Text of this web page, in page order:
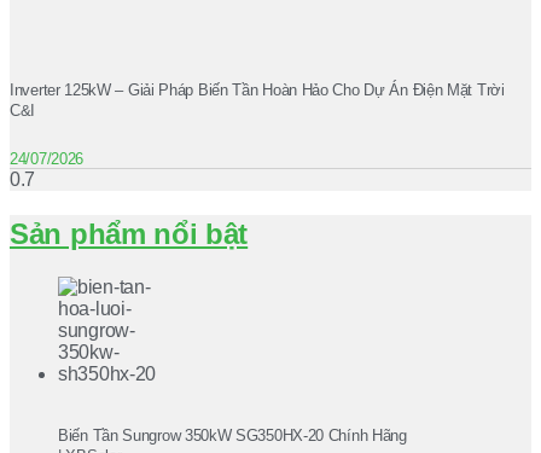
Inverter 125kW – Giải Pháp Biến Tần Hoàn Hảo Cho Dự Án Điện Mặt Trời
C&I
24/07/2026
Sản phẩm nổi bật
Biến Tần Sungrow 350kW SG350HX-20 Chính Hãng